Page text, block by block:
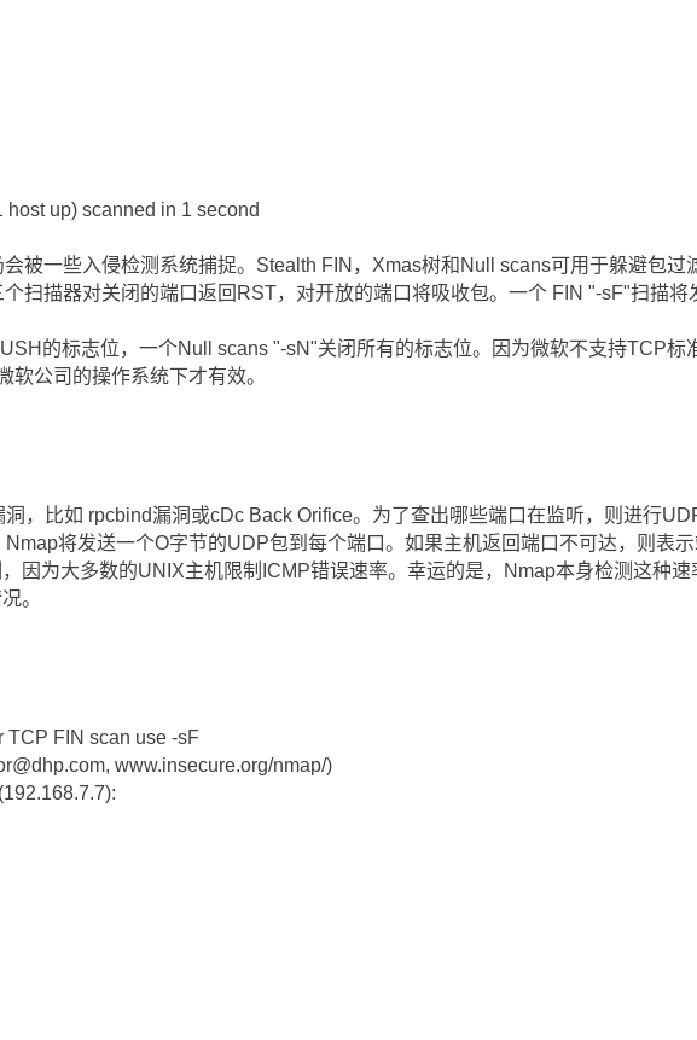
host up) scanned in 1 second
被一些入侵检测系统捕捉。Stealth FIN，Xmas树和Null scans可用于躲避包过
扫描器对关闭的端口返回RST，对开放的端口将吸收包。一个 FIN "-sF"扫描将
的标志位，一个Null scans "-sN"关闭所有的标志位。因为微软不支持TCP标
软公司的操作系统下才有效。
，比如 rpcbind漏洞或cDc Back Orifice。为了查出哪些端口在监听，则进行
将发送一个O字节的UDP包到每个端口。如果主机返回端口不可达，则表示
因为大多数的UNIX主机限制ICMP错误速率。幸运的是，Nmap本身检测这种速
。
TCP FIN scan use -sF
www.insecure.org/nmap/)